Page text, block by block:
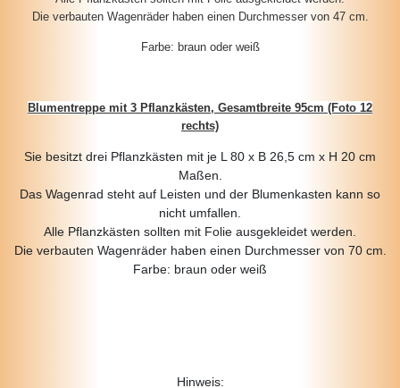
Die verbauten Wagenräder haben einen Durchmesser von 47 cm.
Farbe: braun oder weiß
Blumentreppe mit 3 Pflanzkästen, Gesamtbreite 95cm (Foto 12
rechts)
Sie besitzt drei Pflanzkästen mit je L 80 x B 26,5 cm x H 20 cm
Maßen.
Das Wagenrad steht auf Leisten und der Blumenkasten kann so
nicht umfallen.
Alle Pflanzkästen sollten mit Folie ausgekleidet werden.
Die verbauten Wagenräder haben einen Durchmesser von 70 cm.
Farbe: braun oder weiß
Hinweis: